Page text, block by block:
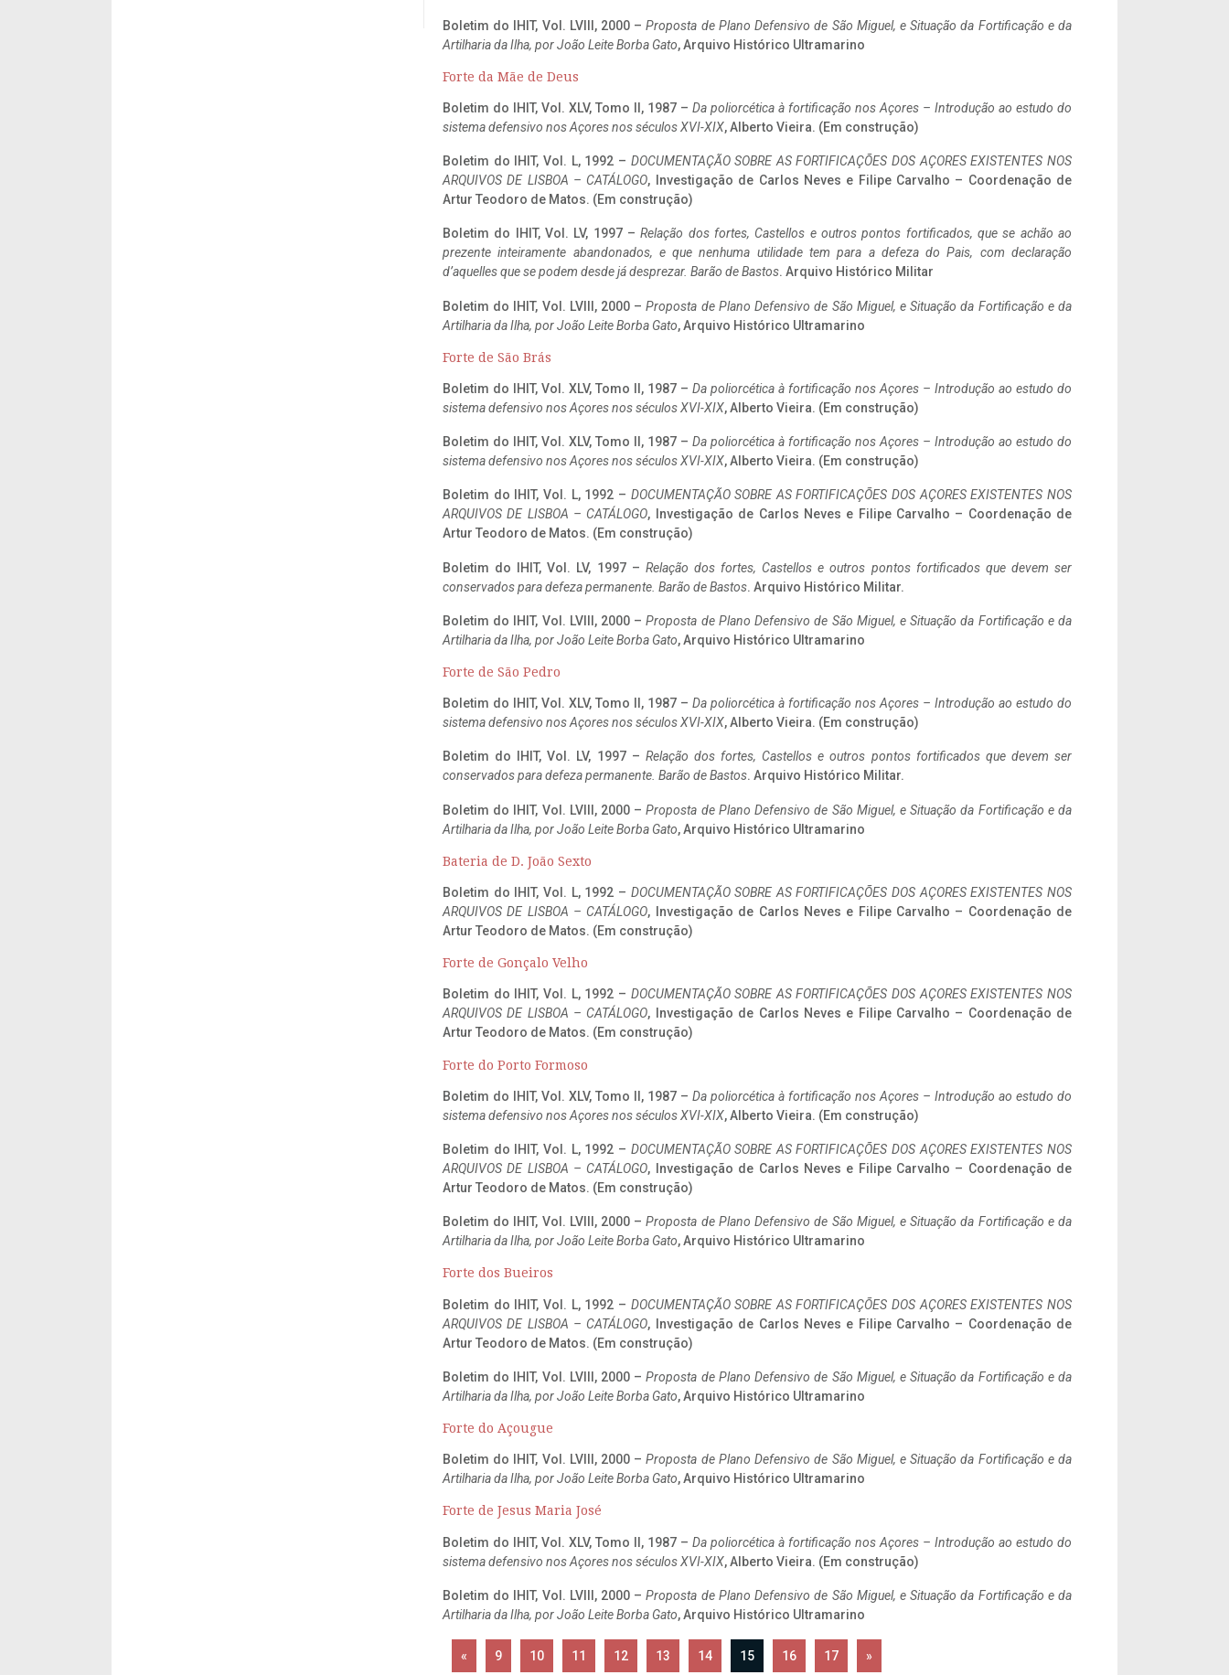
Boletim do IHIT, Vol. LVIII, 2000 –Proposta de Plano Defensivo de São Miguel, e Situação da Fortificação e da
Artilharia da Ilha, por João Leite Borba Gato, Arquivo Histórico Ultramarino
Forte da Mãe de Deus
Boletim do IHIT, Vol. XLV, Tomo II, 1987 – Da poliorcética à fortificação nos Açores – Introdução ao estudo do
sistema defensivo nos Açores nos séculos XVI-XIX, Alberto Vieira. (Em construção)
Boletim do IHIT, Vol. L, 1992 – DOCUMENTAÇÃO SOBRE AS FORTIFICAÇÕES DOS AÇORES EXISTENTES NOS
ARQUIVOS DE LISBOA – CATÁLOGO, Investigação de Carlos Neves e Filipe Carvalho – Coordenação de
Artur Teodoro de Matos. (Em construção)
Boletim do IHIT, Vol. LV, 1997 –Relação dos fortes, Castellos e outros pontos fortificados, que se achão ao
prezente inteiramente abandonados, e que nenhuma utilidade tem para a defeza do Pais, com declaração
d’aquelles que se podem desde já desprezar. Barão de Bastos. Arquivo Histórico Militar
Boletim do IHIT, Vol. LVIII, 2000 –Proposta de Plano Defensivo de São Miguel, e Situação da Fortificação e da
Artilharia da Ilha, por João Leite Borba Gato, Arquivo Histórico Ultramarino
Forte de São Brás
Boletim do IHIT, Vol. XLV, Tomo II, 1987 – Da poliorcética à fortificação nos Açores – Introdução ao estudo do
sistema defensivo nos Açores nos séculos XVI-XIX, Alberto Vieira. (Em construção)
Boletim do IHIT, Vol. XLV, Tomo II, 1987 – Da poliorcética à fortificação nos Açores – Introdução ao estudo do
sistema defensivo nos Açores nos séculos XVI-XIX, Alberto Vieira. (Em construção)
Boletim do IHIT, Vol. L, 1992 – DOCUMENTAÇÃO SOBRE AS FORTIFICAÇÕES DOS AÇORES EXISTENTES NOS
ARQUIVOS DE LISBOA – CATÁLOGO, Investigação de Carlos Neves e Filipe Carvalho – Coordenação de
Artur Teodoro de Matos. (Em construção)
Boletim do IHIT, Vol. LV, 1997 – Relação dos fortes, Castellos e outros pontos fortificados que devem ser
conservados para defeza permanente. Barão de Bastos. Arquivo Histórico Militar.
Boletim do IHIT, Vol. LVIII, 2000 –Proposta de Plano Defensivo de São Miguel, e Situação da Fortificação e da
Artilharia da Ilha, por João Leite Borba Gato, Arquivo Histórico Ultramarino
Forte de São Pedro
Boletim do IHIT, Vol. XLV, Tomo II, 1987 – Da poliorcética à fortificação nos Açores – Introdução ao estudo do
sistema defensivo nos Açores nos séculos XVI-XIX, Alberto Vieira. (Em construção)
Boletim do IHIT, Vol. LV, 1997 – Relação dos fortes, Castellos e outros pontos fortificados que devem ser
conservados para defeza permanente. Barão de Bastos. Arquivo Histórico Militar.
Boletim do IHIT, Vol. LVIII, 2000 –Proposta de Plano Defensivo de São Miguel, e Situação da Fortificação e da
Artilharia da Ilha, por João Leite Borba Gato, Arquivo Histórico Ultramarino
Bateria de D. João Sexto
Boletim do IHIT, Vol. L, 1992 – DOCUMENTAÇÃO SOBRE AS FORTIFICAÇÕES DOS AÇORES EXISTENTES NOS
ARQUIVOS DE LISBOA – CATÁLOGO, Investigação de Carlos Neves e Filipe Carvalho – Coordenação de
Artur Teodoro de Matos. (Em construção)
Forte de Gonçalo Velho
Boletim do IHIT, Vol. L, 1992 – DOCUMENTAÇÃO SOBRE AS FORTIFICAÇÕES DOS AÇORES EXISTENTES NOS
ARQUIVOS DE LISBOA – CATÁLOGO, Investigação de Carlos Neves e Filipe Carvalho – Coordenação de
Artur Teodoro de Matos. (Em construção)
Forte do Porto Formoso
Boletim do IHIT, Vol. XLV, Tomo II, 1987 – Da poliorcética à fortificação nos Açores – Introdução ao estudo do
sistema defensivo nos Açores nos séculos XVI-XIX, Alberto Vieira. (Em construção)
Boletim do IHIT, Vol. L, 1992 – DOCUMENTAÇÃO SOBRE AS FORTIFICAÇÕES DOS AÇORES EXISTENTES NOS
ARQUIVOS DE LISBOA – CATÁLOGO, Investigação de Carlos Neves e Filipe Carvalho – Coordenação de
Artur Teodoro de Matos. (Em construção)
Boletim do IHIT, Vol. LVIII, 2000 –Proposta de Plano Defensivo de São Miguel, e Situação da Fortificação e da
Artilharia da Ilha, por João Leite Borba Gato, Arquivo Histórico Ultramarino
Forte dos Bueiros
Boletim do IHIT, Vol. L, 1992 – DOCUMENTAÇÃO SOBRE AS FORTIFICAÇÕES DOS AÇORES EXISTENTES NOS
ARQUIVOS DE LISBOA – CATÁLOGO, Investigação de Carlos Neves e Filipe Carvalho – Coordenação de
Artur Teodoro de Matos. (Em construção)
Boletim do IHIT, Vol. LVIII, 2000 –Proposta de Plano Defensivo de São Miguel, e Situação da Fortificação e da
Artilharia da Ilha, por João Leite Borba Gato, Arquivo Histórico Ultramarino
Forte do Açougue
Boletim do IHIT, Vol. LVIII, 2000 –Proposta de Plano Defensivo de São Miguel, e Situação da Fortificação e da
Artilharia da Ilha, por João Leite Borba Gato, Arquivo Histórico Ultramarino
Forte de Jesus Maria José
Boletim do IHIT, Vol. XLV, Tomo II, 1987 – Da poliorcética à fortificação nos Açores – Introdução ao estudo do
sistema defensivo nos Açores nos séculos XVI-XIX, Alberto Vieira. (Em construção)
Boletim do IHIT, Vol. LVIII, 2000 –Proposta de Plano Defensivo de São Miguel, e Situação da Fortificação e da
Artilharia da Ilha, por João Leite Borba Gato, Arquivo Histórico Ultramarino
« 9 10 11 12 13 14 15 16 17 »